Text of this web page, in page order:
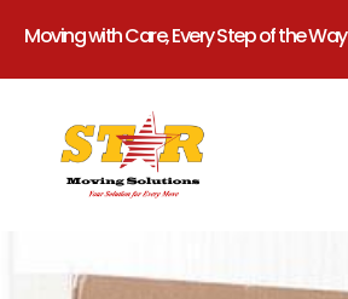
Moving with Care, Every Step of the Way